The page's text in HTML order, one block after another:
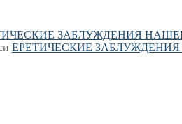
ЗАБЛУЖДЕНИЯ
ЕРЕТИЧЕСКИЕ